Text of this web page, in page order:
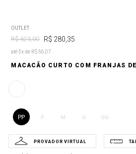
OUTLET
R$ 623,00 R$ 280 35
até 5x de R$ 56,07
MACACÃO CURTO COM FRANJAS
PP P M G GG